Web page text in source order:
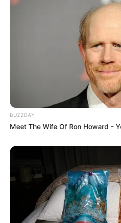
BUZZDAY
Meet The Wife Of Ron Howard -